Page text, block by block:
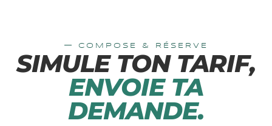
— COMPOSE & RÉSERVE
SIMULE TON TARIF,
ENVOIE TA
DEMANDE.